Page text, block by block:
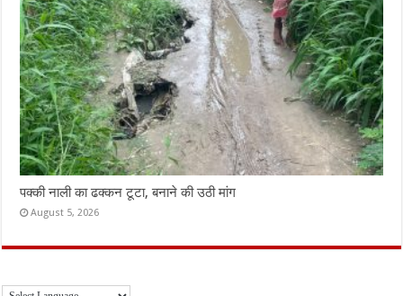
पक्की नाली का ढक्कन टूटा, बनाने की उठी मांग
August 5, 2026